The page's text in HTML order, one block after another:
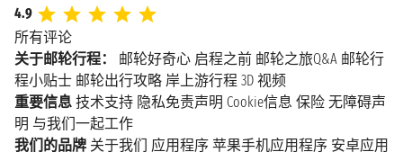
4.9
所有评论
关于邮轮行程：
邮轮好奇心 启程之前 邮轮之旅Q&A 邮轮行
程小贴士 邮轮出行攻略 岸上游行程 3D 视频
重要信息 技术支持 隐私免责声明 Cookie信息 保险 无障碍声
明 与我们一起工作
我们的品牌 关于我们 应用程序 苹果手机应用程序 安卓应用